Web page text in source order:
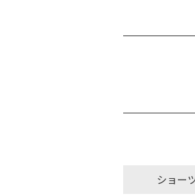
ショー